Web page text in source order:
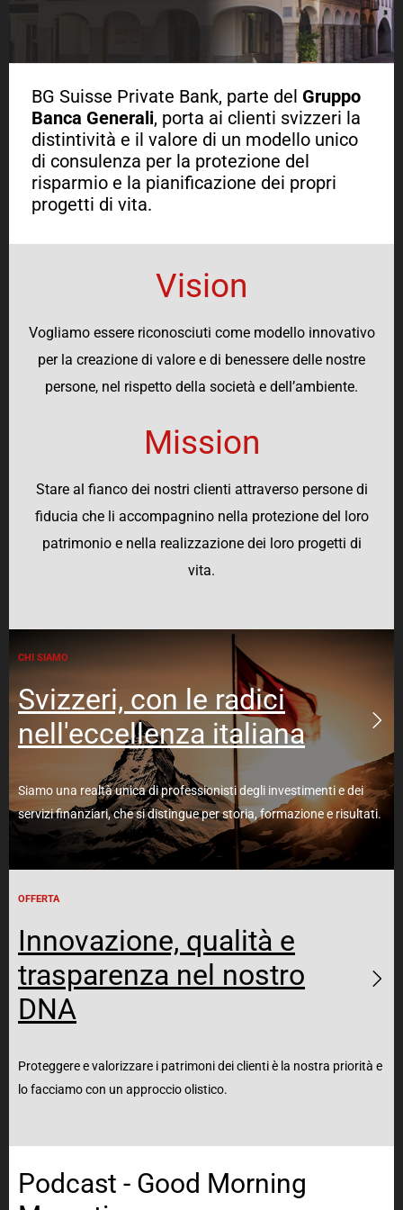
BG Suisse Private Bank, parte del Gruppo
Banca Generali, porta ai clienti svizzeri la
distintività e il valore di un modello unico
di consulenza per la protezione del
risparmio e la pianificazione dei propri
progetti di vita.
Vision
Vogliamo essere riconosciuti come modello innovativo
per la creazione di valore e di benessere delle nostre
persone, nel rispetto della società e dell’ambiente.
Mission
Stare al fianco dei nostri clienti attraverso persone di
fiducia che li accompagnino nella protezione del loro
patrimonio e nella realizzazione dei loro progetti di
vita.
CHI SIAMO
Svizzeri, con le radici
nell'eccellenza italiana
Siamo una realtà unica di professionisti degli investimenti e dei
servizi finanziari, che si distingue per storia, formazione e risultati.
OFFERTA
Innovazione, qualità e
trasparenza nel nostro
DNA
Proteggere e valorizzare i patrimoni dei clienti è la nostra priorità e
lo facciamo con un approccio olistico.
Podcast - Good Morning